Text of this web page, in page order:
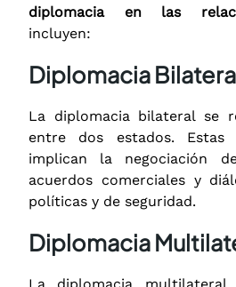
diplomacia en las
incluyen:
Diplomacia
La diplomacia bilateral se
entre dos estados. Estas
implican la negociación
acuerdos comerciales y
políticas y de seguridad.
Diplomacia